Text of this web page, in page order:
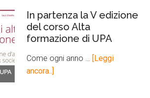
In partenza la V edizione
del corso Alta
formazione di UPA
Come ogni anno …
[Leggi
ancora..]